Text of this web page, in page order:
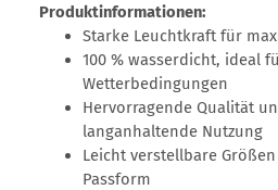
Produktinformationen:
Starke Leuchtkraft für
100 % wasserdicht, ideal
Wetterbedingungen
Hervorragende Qualität
langanhaltende Nutzung
Leicht verstellbare
Passform